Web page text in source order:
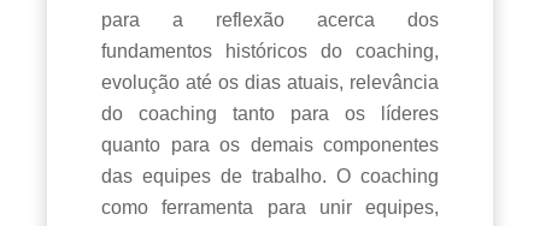
para a reflexão acerca dos
fundamentos históricos do coaching,
evolução até os dias atuais, relevância
do coaching tanto para os líderes
quanto para os demais componentes
das equipes de trabalho. O coaching
como ferramenta para unir equipes,